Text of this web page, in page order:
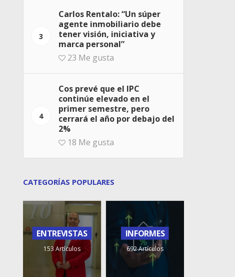
3
Carlos Rentalo: “Un súper
agente inmobiliario debe
tener visión, iniciativa y
marca personal”
23 Me gusta
4
Cos prevé que el IPC
continúe elevado en el
primer semestre, pero
cerrará el año por debajo del
2%
18 Me gusta
CATEGORÍAS POPULARES
ENTREVISTAS
153 Artículos
INFORMES
692 Artículos